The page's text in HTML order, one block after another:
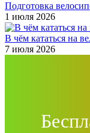
Подготовка
1 июля 2026
В чём кататься на
7 июля 2026